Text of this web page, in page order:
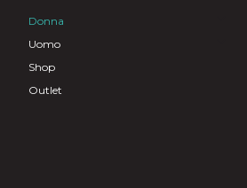
Donna
Uomo
Shop
Outlet